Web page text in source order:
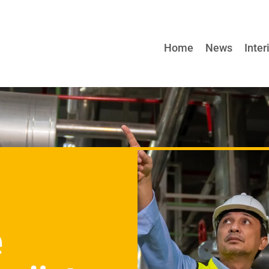
Home News